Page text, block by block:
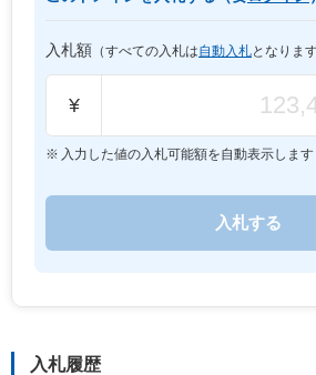
入札額 （すべての入札は自動入札となります
¥
入力した値の入札可能額を自動表示します
入札履歴